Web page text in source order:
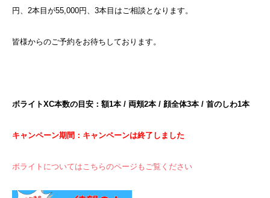
円、2本目が55,000円、3本目はご相談となります。
皆様からのご予約をお待ちしております。
ボライトXC本数の目安：額1本 / 両頬2本 / 顔全体3本 / 首のしわ1本
キャンペーン期間：キャンペーンは終了しました
ボライトについてはこちらのページもご覧ください